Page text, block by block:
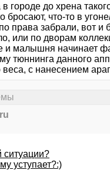
городе до хрена
бросают, что-то в
права забрали, вот и
или по дворам
и малышня начинает
тюннинга данного
веса, с нанесением
ситуации?
уступает?:)